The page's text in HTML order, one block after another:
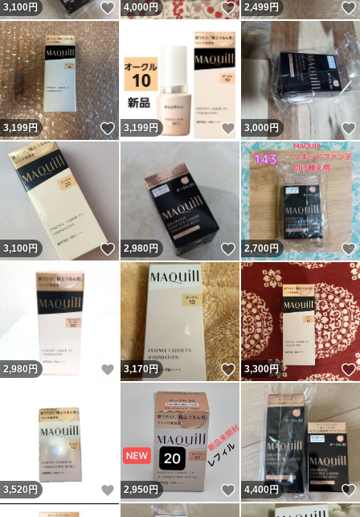
3,100円 いいね！
4,000円 いいね！
2,499円
3,199円 いいね！
3,199円 いいね！
3,000円
3,100円 いいね！
2,980円 いいね！
2,700円
2,980 円 いいね！
3,170円 いいね！
3,300円
3,520 円 いいね！
2,950円 いいね！
4,400円